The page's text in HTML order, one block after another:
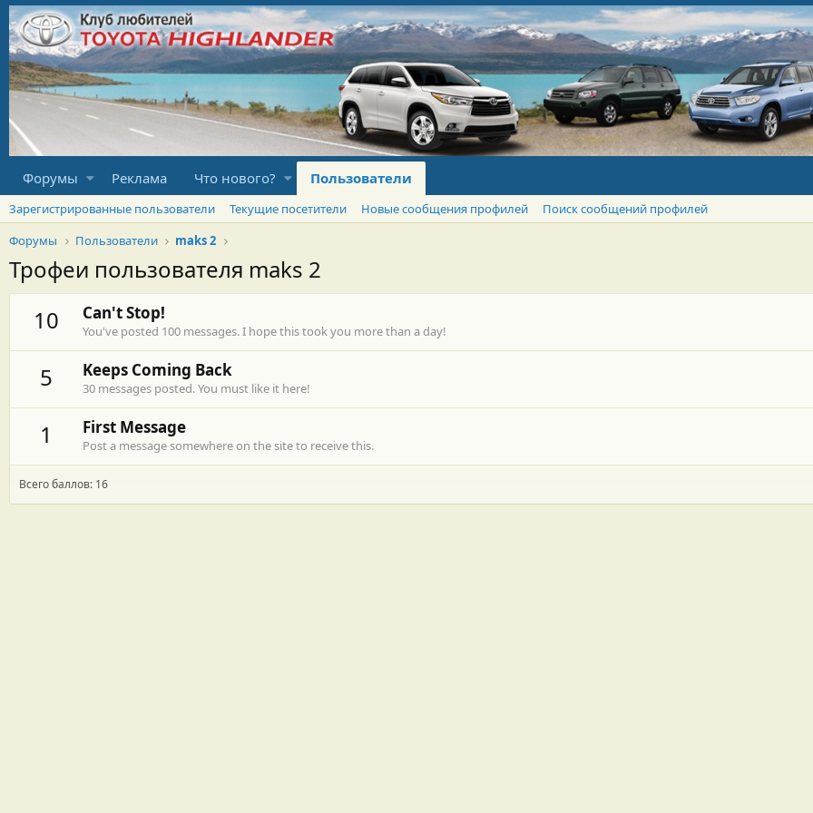
Форумы Реклама Что нового? Пользователи
Зарегистрированные пользователи Текущие посетители Новые сообщения профилей
Поиск сообщений профилей
Форумы
Пользователи maks 2
Трофеи пользователя maks 2
10
Can't Stop!
You've posted 100 messages. I hope this took you more than a day!
5 Keeps Coming Back
30 messages posted. You must like it here!
1 First Message
Post a message somewhere on the site to receive this.
Всего баллов: 16